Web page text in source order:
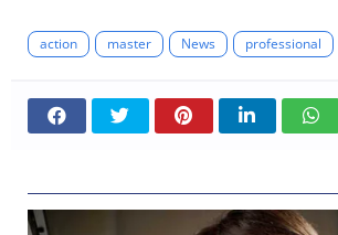
action master News professional